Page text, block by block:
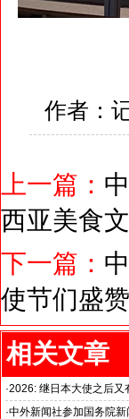
作者：
上一篇：
西亚美食
下一篇：
使节们盛
相关文章
·2026: 继日本大使之后又
国之交在于民相亲, 民相
·中外新闻社参加国务院